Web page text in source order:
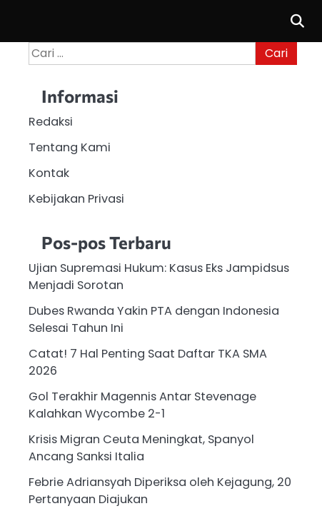
Cari
untuk:
Informasi
Redaksi
Tentang Kami
Kontak
Kebijakan Privasi
Pos-pos Terbaru
Ujian Supremasi Hukum: Kasus Eks Jampidsus
Menjadi Sorotan
Dubes Rwanda Yakin PTA dengan Indonesia
Selesai Tahun Ini
Catat! 7 Hal Penting Saat Daftar TKA SMA
2026
Gol Terakhir Magennis Antar Stevenage
Kalahkan Wycombe 2-1
Krisis Migran Ceuta Meningkat, Spanyol
Ancang Sanksi Italia
Febrie Adriansyah Diperiksa oleh Kejagung, 20
Pertanyaan Diajukan